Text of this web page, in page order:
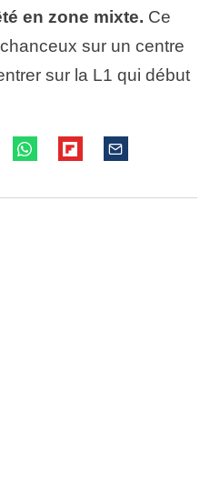
en zone mixte. Ce
sur un centre
sur la L1 qui début